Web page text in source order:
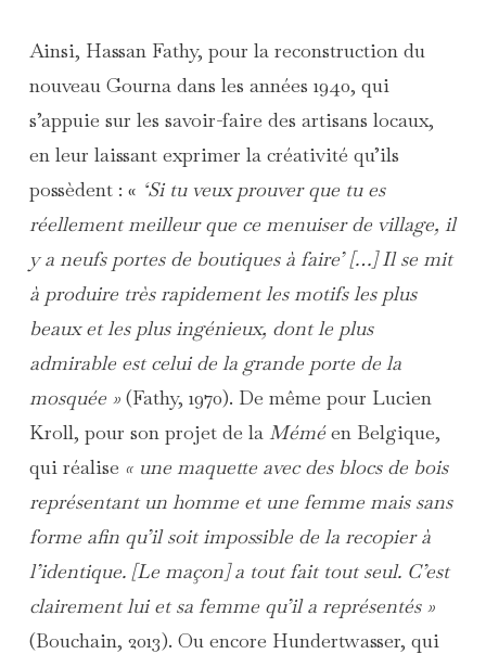
Ainsi, Hassan Fathy, pour la reconstruction du
nouveau Gourna dans les années 1940, qui
s’appuie sur les savoir-faire des artisans locaux,
en leur laissant exprimer la créativité qu’ils
possèdent : « ‘Si tu veux prouver que tu es
réellement meilleur que ce menuiser de village, il
y a neufs portes de boutiques à faire’ […] Il se mit
à produire très rapidement les motifs les plus
beaux et les plus ingénieux, dont le plus
admirable est celui de la grande porte de la
mosquée »(Fathy, 1970). De même pour Lucien
Kroll, pour son projet de la Méméen Belgique,
qui réalise « une maquette avec des blocs de bois
représentant un homme et une femme mais sans
forme afin qu’il soit impossible de la recopier à
l’identique. [Le maçon] a tout fait tout seul. C’est
clairement lui et sa femme qu’il a représentés »
(Bouchain, 2013). Ou encore Hundertwasser, qui